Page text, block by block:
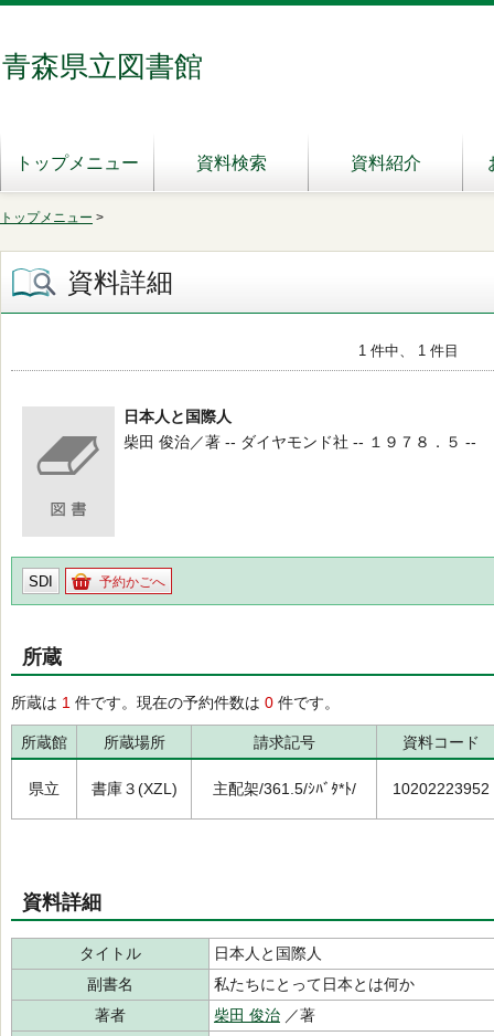
青森県立図書館
トップメニュー 資料検索 資料紹介
トップメニュー >
資料詳細
1 件中、 1 件目
日本人と国際人
柴田 俊治／著 -- ダイヤモンド社 -- １９７８．５ --
SDI 予約かごへ
所蔵
所蔵は 1 件です。現在の予約件数は 0 件です。
所蔵館 所蔵場所 請求記号 資料コード
県立 書庫３(XZL) 主配架/361.5/ｼﾊﾞﾀ*ﾄ/ 10202223952
資料詳細
タイトル
日本人と国際人
副書名
私たちにとって日本とは何か
著者
柴田 俊治 ／著